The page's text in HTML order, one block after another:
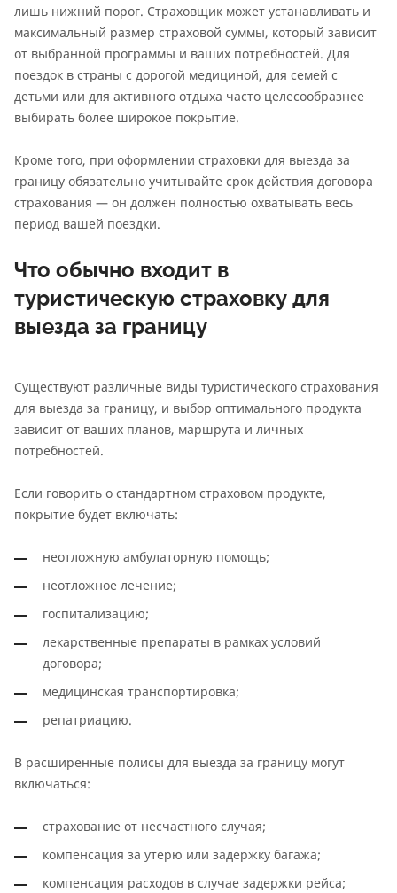
лишь нижний порог. Страховщик может устанавливать и
максимальный размер страховой суммы, который зависит
от выбранной программы и ваших потребностей. Для
поездок в страны с дорогой медициной, для семей с
детьми или для активного отдыха часто целесообразнее
выбирать более широкое покрытие.
Кроме того, при оформлении страховки для выезда за
границу обязательно учитывайте срок действия договора
страхования — он должен полностью охватывать весь
период вашей поездки.
Что обычно входит в
туристическую страховку для
выезда за границу
Существуют различные виды туристического страхования
для выезда за границу, и выбор оптимального продукта
зависит от ваших планов, маршрута и личных
потребностей.
Если говорить о стандартном страховом продукте,
покрытие будет включать:
неотложную амбулаторную помощь;
неотложное лечение;
госпитализацию;
лекарственные препараты в рамках условий
договора;
медицинская транспортировка;
репатриацию.
В расширенные полисы для выезда за границу могут
включаться:
страхование от несчастного случая;
компенсация за утерю или задержку багажа;
компенсация расходов в случае задержки рейса;